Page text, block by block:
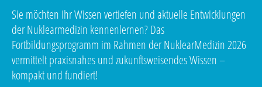
Sie möchten Ihr Wissen vertiefen und aktuelle Entwicklungen
der Nuklearmedizin kennenlernen? Das
Fortbildungsprogramm im Rahmen der NuklearMedizin 2026
vermittelt praxisnahes und zukunftsweisendes Wissen –
kompakt und fundiert!